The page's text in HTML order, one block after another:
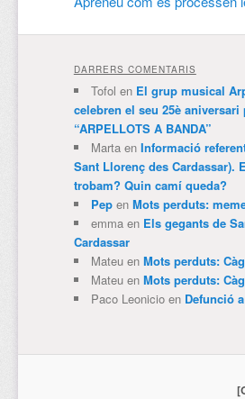
DARRERS COMENTARIS
Tofol en El grup musical
celebren el seu 25è
“ARPELLOTS A BANDA”
Martaen Informació
Sant Llorenç des Cardassar).
trobam? Quin camí queda?
Pepen Mots perduts:
emmaen Els gegants de
Cardassar
Mateuen Mots perduts:
Mateuen Mots perduts:
Paco Leonicioen Defunció